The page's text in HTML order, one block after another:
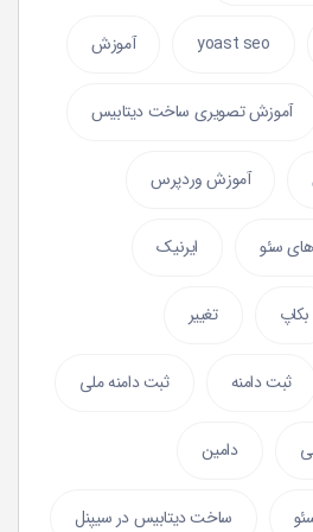
yoast seo آموزش
آموزش تصویری ساخت دیتابیس
آموزش وردپرس
های سئو ایرنیک
بکاپ تغییر
ثبت دامنه ثبت دامنه ملی
دامین
ساخت دیتابیس در سیپنل